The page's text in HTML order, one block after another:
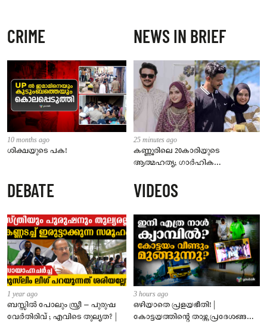
CRIME
10 months ago
ശിക്ഷയുടെ പക!
NEWS IN BRIEF
25 minutes ago
കണ്ണൂരിലെ 20കാരിയുടെ
ആത്മഹത്യ; ഗാർഹിക
ലുക്കൗട്ട് സർക്കുലർ
DEBATE
1 year ago
ബസ്സിൽ പോലും സ്ത്രീ – പുരുഷ
വേർതിരിവ് ; എവിടെ തുല്യത? |
VIDEOS
3 hours ago
ഒഴിയാതെ പ്രളയഭീതി! |
കോട്ടയത്തിന്റെ താഴ്ന്ന പ്രദേശങ്ങൾ